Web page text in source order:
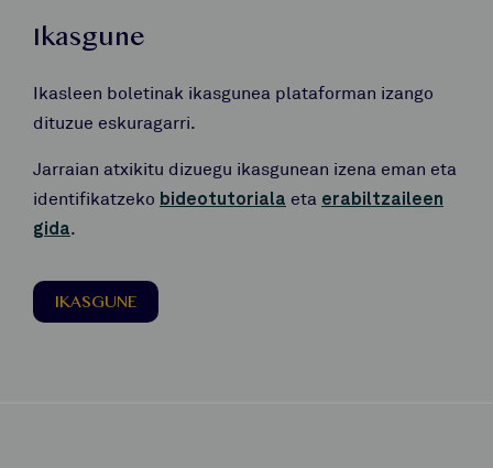
Ikasgune
Ikasleen boletinak ikasgunea plataforman izango
dituzue eskuragarri.
Jarraian atxikitu dizuegu ikasgunean izena eman eta
identifikatzeko bideotutoriala eta erabiltzaileen
gida.
IKASGUNE